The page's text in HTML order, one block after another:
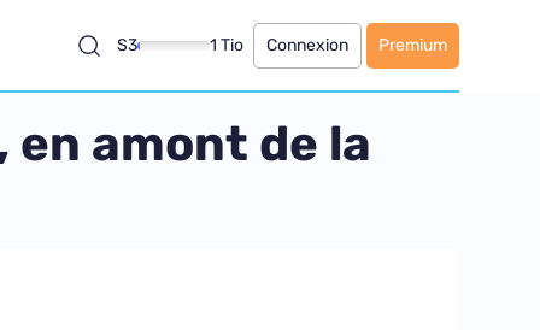
S3 1 Tio Connexion Premium
amont de la